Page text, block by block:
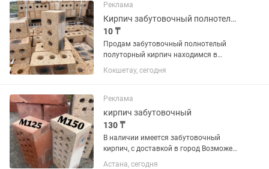
Реклама
Кирпич забутовочный полнотелый полуторный
10 ₸
Продам забутовочный полнотелый
полуторный кирпич находимся в
Акмолинской области г Акколь
Кокшетау, сегодня
Реклама
кирпич забутовочный
130 ₸
В наличии имеется забутовочный
кирпич, с доставкой в город Возможен
бартер
Астана, сегодня